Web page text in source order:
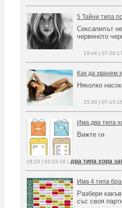
5 Тайни типа
Сексапилът
червеното
19:44 | 07-20-
Как да хванем
Няколко
15:30 | 07-15-
Има два типа
Вижте ги
18:23 | 02-22-16 | два типа хора
Има 4 типа
Разбери
със своя